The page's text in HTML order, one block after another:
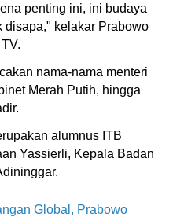
penting ini, ini budaya
disapa," kelakar Prabowo
nama-nama menteri
Merah Putih, hingga
alumnus ITB
Yassierli, Kepala Badan
Global, Prabowo